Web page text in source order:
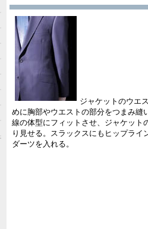
ジャケットのウエ
めに胸部やウエストの部分をつまみ縫
線の体型にフィットさせ、ジャケット
り見せる。スラックスにもヒップライ
ダーツを入れる。